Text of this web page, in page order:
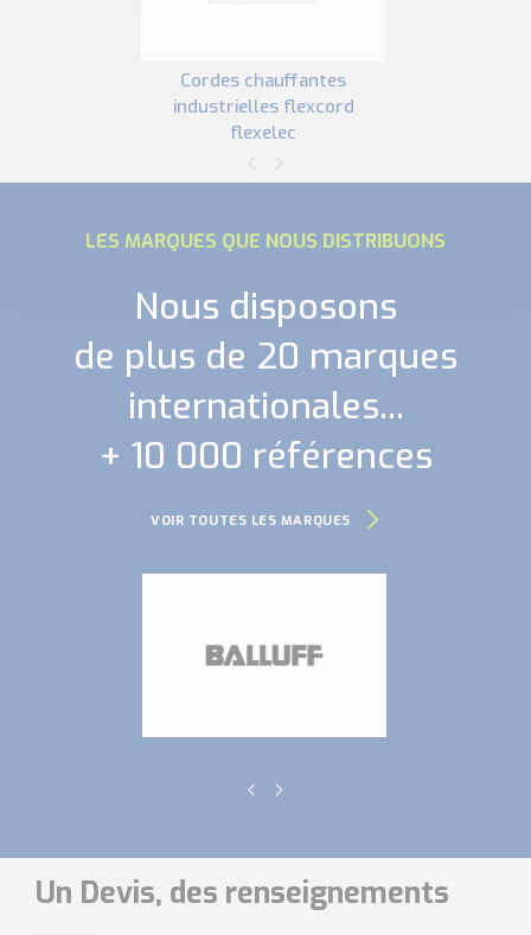
cordes chauffantes
industrielles flexcord
flexelec
LES MARQUES QUE NOUS DISTRIBUONS
Nous disposons
de plus de 20 marques
internationales...
+ 10 000 références
VOIR TOUTES LES MARQUES
Un Devis, des renseignements